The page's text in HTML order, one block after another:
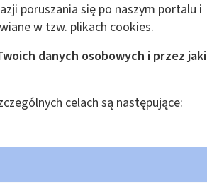
poruszania się po naszym portalu i
w tzw. plikach cookies.
danych osobowych i przez jaki
celach są następujące: